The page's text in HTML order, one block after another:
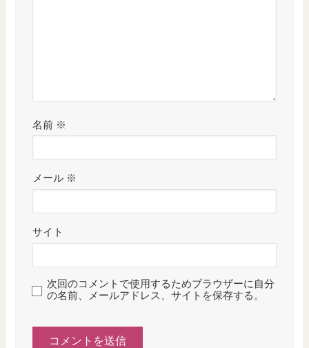
名前 ※
メール ※
サイト
次回のコメントで使用するためブラウザーに自分
の名前、メールアドレス、サイトを保存する。